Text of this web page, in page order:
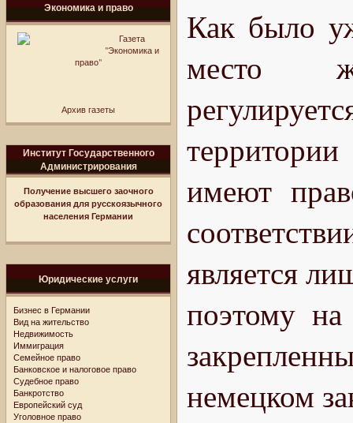
Экономика и право
Газета
"Экономика и
право"
Архив газеты
Институт Государственного
Администрирования
Получение высшего заочного
образования для русскоязычного
населения Германии
Юридические услуги
Бизнес в Германии
Вид на жительство
Недвижимость
Иммиграция
Семейное право
Банковское и налоговое право
Судебное право
Банкротство
Европейский суд
Уголовное право
Как было
место
имеют
является
поэтому
немецком